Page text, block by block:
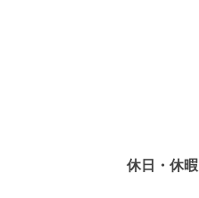
休日・休暇